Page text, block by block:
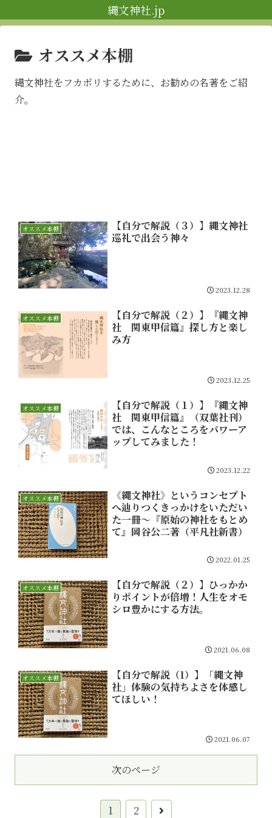
縄文神社.jp
オススメ本棚
縄文神社をフカボリするために、お勧めの名著をご紹
介。
オススメ本棚
【自分で解説（３）】縄文神社
巡礼で出会う神々
2023.12.28
オススメ本棚
【自分で解説（２）】『縄文神
社 関東甲信篇』探し方と楽し
み方
2023.12.25
オススメ本棚
【自分で解説（１）】『縄文神
社 関東甲信篇』（双葉社刊）
では、こんなところをパワーア
ップしてみました！
2023.12.22
オススメ本棚
《縄文神社》というコンセプト
へ辿りつくきっかけをいただい
た一冊～『原始の神社をもとめ
て』岡谷公二著（平凡社新書）
2022.01.25
オススメ本棚
【自分で解説（２）】ひっかか
りポイントが倍増！人生をオモ
シロ豊かにする方法。
2021.06.08
オススメ本棚
【自分で解説（1）】「縄文神
社」体験の気持ちよさを体感し
てほしい！
2021.06.07
次のページ
1 2